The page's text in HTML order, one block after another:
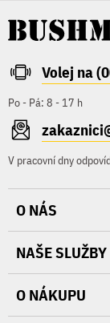
Volej na
Po - Pá: 8 - 17 h
V pracovní dny
O NÁS
NAŠE SLUŽBY
O NÁKUPU